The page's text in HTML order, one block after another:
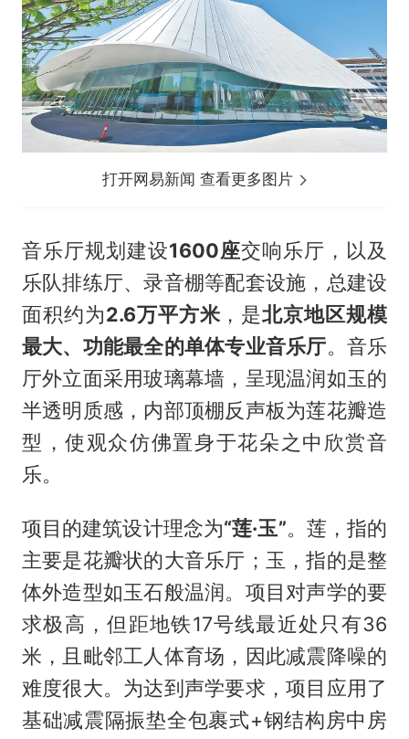
打开网易新闻 查看更多图片
音乐厅规划建设1600座交响乐厅，以及
乐队排练厅、录音棚等配套设施，总建设
面积约为2.6万平方米，是北京地区规模
最大、功能最全的单体专业音乐厅。音乐
厅外立面采用玻璃幕墙，呈现温润如玉的
半透明质感，内部顶棚反声板为莲花瓣造
型，使观众仿佛置身于花朵之中欣赏音
乐。
项目的建筑设计理念为“莲·玉”。莲，指的
主要是花瓣状的大音乐厅；玉，指的是整
体外造型如玉石般温润。项目对声学的要
求极高，但距地铁17号线最近处只有36
米，且毗邻工人体育场，因此减震降噪的
难度很大。为达到声学要求，项目应用了
基础减震隔振垫全包裹式+钢结构房中房